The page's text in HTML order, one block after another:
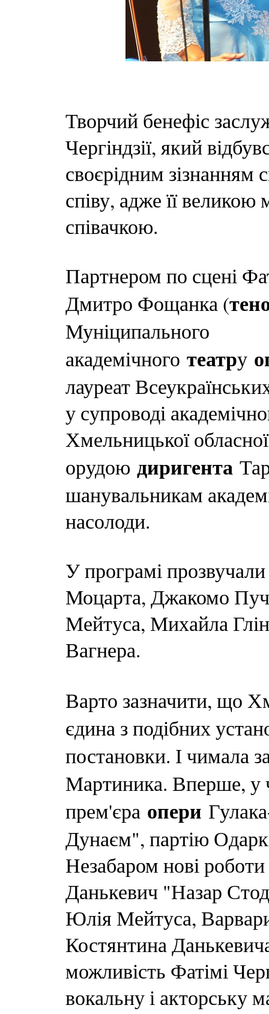
Творчий бенефіс
Чергіндзії, який
своєрідним зізнанням
співу, адже її
співачкою.
Партнером по сцені
Дмитро Фощанка (
Муніципального
академічного театру
лауреат
у супроводі
Хмельницької
орудою диригента
шанувальникам
насолоди.
У програмі
Моцарта, Джакомо
Мейтуса, Михайла
Вагнера.
Варто зазначити, що
єдина з подібних
постановки. І чимала
Мартиника. Вперше, у
прем'єра опери
Дунаєм", партію
Незабаром нові
Данькевич "Назар
Юлія Мейтуса,
Костянтина
можливість Фатімі
вокальну і акторську